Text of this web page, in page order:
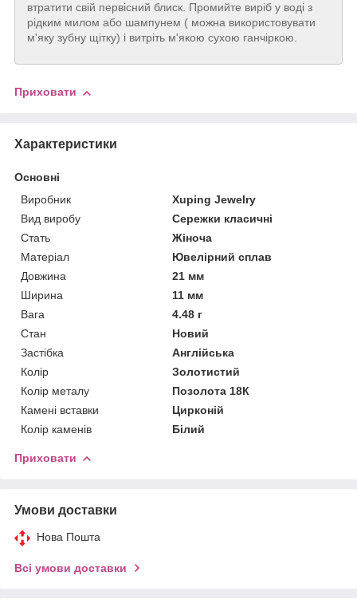
втратити свій первісний блиск. Промийте виріб у воді з
рідким милом або шампунем ( можна використовувати
м'яку зубну щітку) і витріть м'якою сухою ганчіркою.
Приховати
Характеристики
Основні
Виробник
Xuping Jewelry
Вид виробу
Сережки класичні
Стать
Жіноча
Матеріал
Ювелірний сплав
Довжина
21 мм
Ширина
11 мм
Вага
4.48 г
Стан
Новий
Застібка
Англійська
Колір
Золотистий
Колір металу
Позолота 18К
Камені вставки
Цирконій
Колір каменів
Білий
Приховати
Умови доставки
Нова Пошта
Всі умови доставки